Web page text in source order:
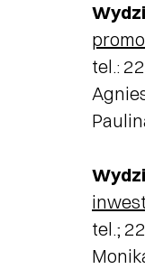
tel.:
tel.;